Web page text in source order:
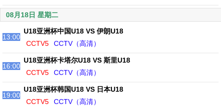
08月18日 星期二
13:00
U18亚洲杯中国U18 VS 伊朗U18
CCTV5
CCTV（高清）
16:00
U18亚洲杯卡塔尔U18 VS 斯里U18
CCTV5
CCTV（高清）
19:00
U18亚洲杯韩国U18 VS 日本U18
CCTV5
CCTV（高清）